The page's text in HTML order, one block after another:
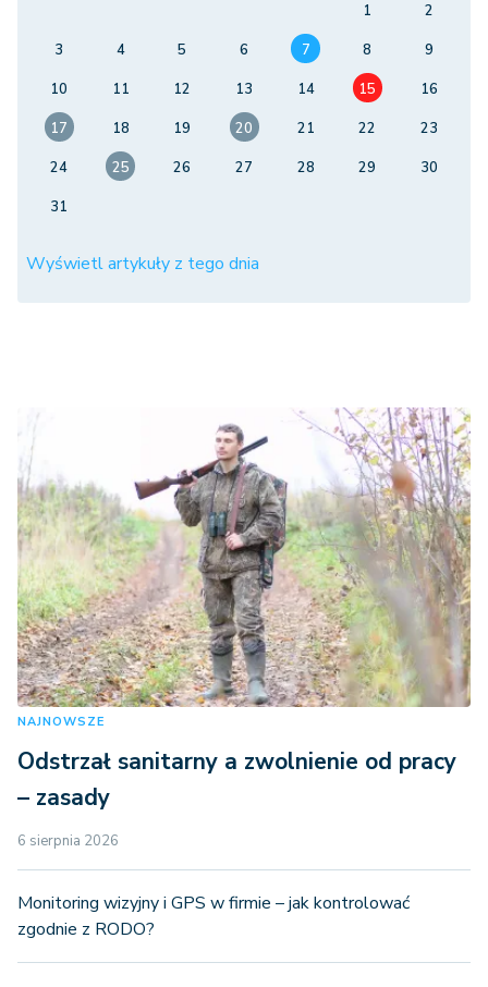
1
2
3
4 5 6 7 8
9
10
11 12 13 14 15
16
17
18 19 20 21 22
23
24
25 26 27 28 29
30
31
Wyświetl artykuły z tego dnia
NAJNOWSZE
Odstrzał sanitarny a zwolnienie od pracy
– zasady
6 sierpnia 2026
Monitoring wizyjny i GPS w firmie – jak kontrolować
zgodnie z RODO?